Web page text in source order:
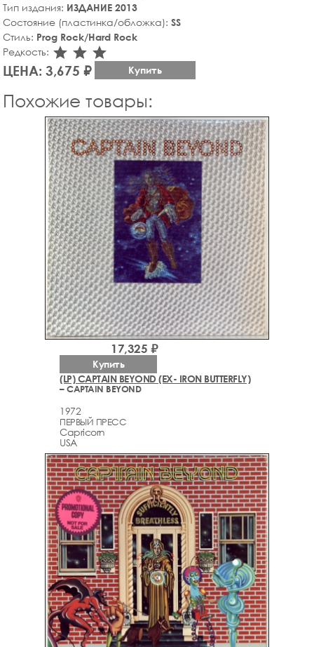
Тип издания: ИЗДАНИЕ 2013
Состояние (пластинка/обложка): SS
Стиль: Prog Rock/Hard Rock
Редкость: star_rate
star_rate
star_rate
ЦЕНА: 3,675 ₽ Купить
Похожие товары:
(LP) CAPTAIN BEYOND (EX- IRON BUTTERFLY)
– CAPTAIN BEYOND
1972
ПЕРВЫЙ ПРЕСС
Capricorn
USA
17,325 ₽
Купить